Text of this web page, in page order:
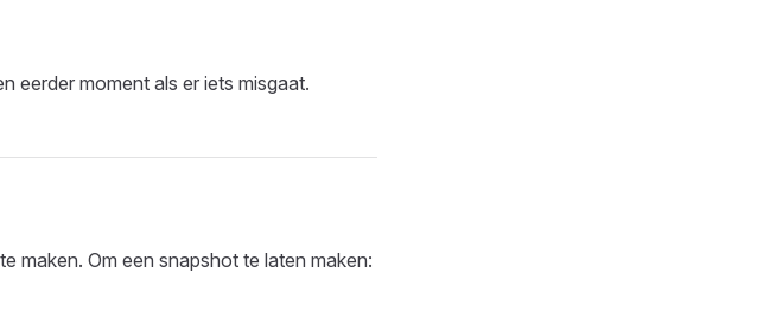
eerder moment als er iets misgaat.
maken. Om een snapshot te laten maken: